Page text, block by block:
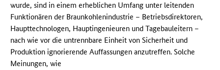
wurde, sind in einem erheblichen Umfang unter leitenden
Funktionären der Braunkohlenindustrie – Betriebsdirektoren,
Haupttechnologen, Hauptingenieuren und Tagebauleitern –
nach wie vor die untrennbare Einheit von Sicherheit und
Produktion ignorierende Auffassungen anzutreffen. Solche
Meinungen, wie